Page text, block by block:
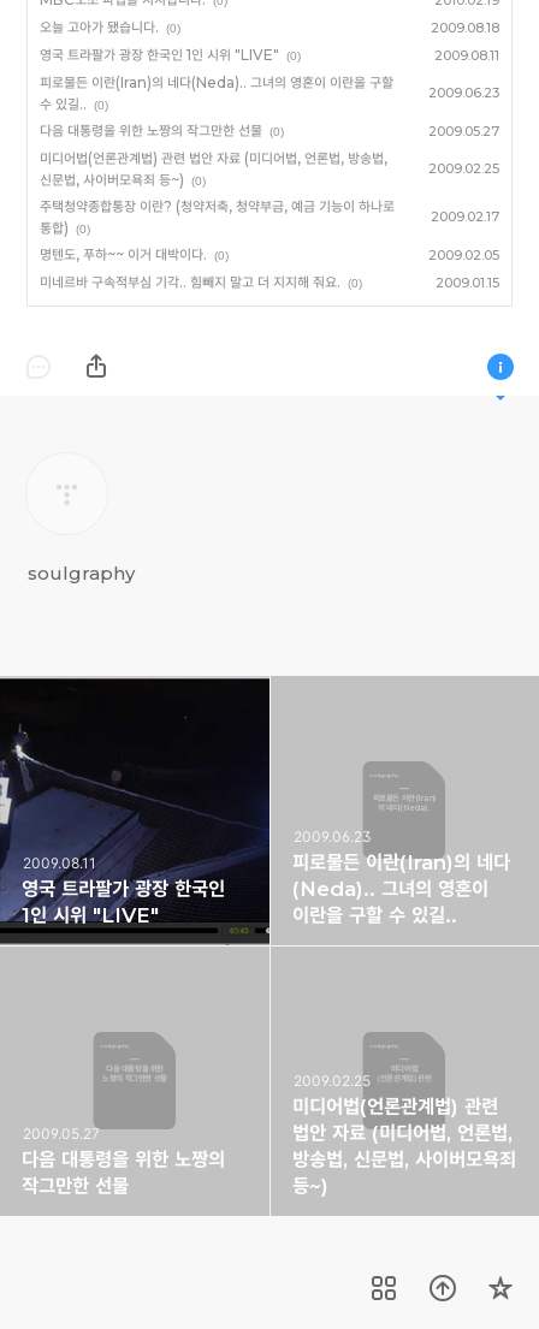
오늘 고아가 됐습니다. (0) 2009.08.18
영국 트라팔가 광장 한국인 1인 시위 "LIVE" (0) 2009.08.11
피로물든 이란(Iran)의 네다(Neda).. 그녀의 영혼이 이란을 구할
수 있길..
(0)
2009.06.23
다음 대통령을 위한 노짱의 작그만한 선물 (0) 2009.05.27
미디어법(언론관계법) 관련 법안 자료 (미디어법, 언론법, 방송법,
신문법, 사이버모욕죄 등~)
(0)
2009.02.25
주택청약종합통장 이란? (청약저축, 청약부금, 예금 기능이 하나로
통합)
(0)
2009.02.17
명텐도, 푸하~~ 이거 대박이다. (0) 2009.02.05
미네르바 구속적부심 기각.. 힘빼지 말고 더 지지해 줘요. (0) 2009.01.15
soulgraphy
2009.08.11
영국 트라팔가 광장 한국인
1인 시위 "LIVE"
2009.06.23
피로물든 이란(Iran)의 네다
(Neda).. 그녀의 영혼이
이란을 구할 수 있길..
피로물든 이란(Iran)
의 네다(Neda)..
soulgraphy
2009.05.27
다음 대통령을 위한 노짱의
작그만한 선물
다음 대통령을 위한
노짱의 작그만한 선물
soulgraphy
2009.02.25
미디어법(언론관계법) 관련
법안 자료 (미디어법, 언론법,
방송법, 신문법, 사이버모욕죄
등~)
미디어법
(언론관계법) 관련
언론법, 방송법,
신문법, 사이버모욕죄
등~)
soulgraphy